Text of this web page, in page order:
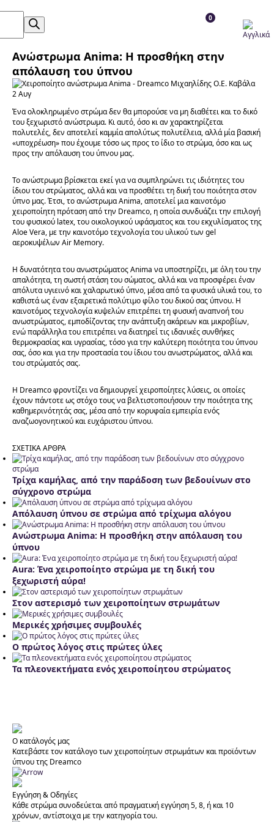
0
Ανώστρωμα Anima: Η προσθήκη στην
απόλαυση του ύπνου
2Αυγ
Ένα ολοκληρωμένο στρώμα δεν θα μπορούσε να μη διαθέτει και το δικό
του ξεχωριστό ανώστρωμα. Κι αυτό, όσο κι αν χαρακτηρίζεται
πολυτελές, δεν αποτελεί καμμία απολύτως πολυτέλεια, αλλά μία βασική
«υποχρέωση» που έχουμε τόσο ως προς το ίδιο το στρώμα, όσο και ως
προς την απόλαυση του ύπνου μας.
Το ανώστρωμα βρίσκεται εκεί για να συμπληρώνει τις ιδιότητες του
ίδιου του στρώματος, αλλά και να προσθέτει τη δική του ποιότητα στον
ύπνο μας. Έτσι, το ανώστρωμα Anima, αποτελεί μια καινοτόμο
χειροποίητη πρόταση από την Dreamco, η οποία συνδυάζει την επιλογή
του φυσικού latex, του οικολογικού υφάσματος και του εκχυλίσματος της
Aloe Vera, με την καινοτόμο τεχνολογία του υλικού των gel
αεροκυψέλων Air Memory.
H δυνατότητα του ανωστρώματος Anima να υποστηρίζει, με όλη του την
απαλότητα, τη σωστή στάση του σώματος, αλλά και να προσφέρει έναν
απόλυτα υγιεινό και χαλαρωτικό ύπνο, μέσα από τα φυσικά υλικά του, το
καθιστά ως έναν εξαιρετικά πολύτιμο φίλο του δικού σας ύπνου. Η
καινοτόμος τεχνολογία κυψελών επιτρέπει τη φυσική αναπνοή του
ανωστρώματος, εμποδίζοντας την ανάπτυξη ακάρεων και μικροβίων,
ενώ παράλληλα του επιτρέπει να διατηρεί τις ιδανικές συνθήκες
θερμοκρασίας και υγρασίας, τόσο για την καλύτερη ποιότητα του ύπνου
σας, όσο και για την προστασία του ίδιου του ανωστρώματος, αλλά και
του στρώματός σας.
Η Dreamco φροντίζει να δημιουργεί χειροποίητες λύσεις, οι οποίες
έχουν πάντοτε ως στόχο τους να βελτιστοποιήσουν την ποιότητα της
καθημερινότητάς σας, μέσα από την κορυφαία εμπειρία ενός
αναζωογονητικού και ευχάριστου ύπνου.
ΣΧΕΤΙΚΑ ΑΡΘΡΑ
Τρίχα καμήλας, από την παράδοση των βεδουίνων στο
σύγχρονο στρώμα
Απόλαυση ύπνου σε στρώμα από τρίχωμα αλόγου
Ανώστρωμα Anima: Η προσθήκη στην απόλαυση του
ύπνου
Aura: Ένα χειροποίητο στρώμα με τη δική του
ξεχωριστή αύρα!
Στον αστερισμό των χειροποίητων στρωμάτων
Μερικές χρήσιμες συμβουλές
Ο πρώτος λόγος στις πρώτες ύλες
Τα πλεονεκτήματα ενός χειροποίητου στρώματος
Ο κατάλογός μας
Κατεβάστε τον κατάλογο των χειροποίητων στρωμάτων και προϊόντων
ύπνου της Dreamco
Εγγύηση & Οδηγίες
Κάθε στρώμα συνοδεύεται από πραγματική εγγύηση 5, 8, ή και 10
χρόνων, αντίστοιχα με την κατηγορία του.